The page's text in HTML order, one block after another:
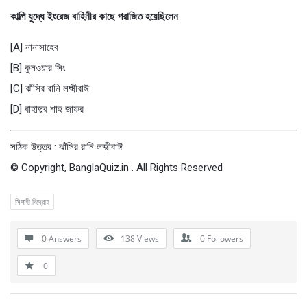
Latest
কাল্পি যুদ্ধে ইংরেজ বাহিনীর কাছে পরাজিত হয়েছিলেন
[A] নানাসাহেব
[B] কুনওয়ার সিং
[C] ঝাঁসির রানি লক্ষ্মীবাঈ
[D] বাহাদুর শাহ জাফর
সঠিক উত্তর : ঝাঁসির রানি লক্ষ্মীবাঈ
© Copyright, BanglaQuiz.in . All Rights Reserved
সিপাহী বিদ্রোহ
0 Answers 138Views 0 Followers
0